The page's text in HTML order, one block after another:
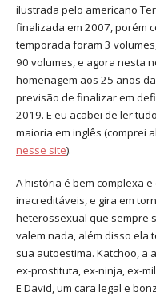
ilustrada pelo americano
finalizada em 2007, porém
temporada foram 3
90 volumes, e agora nesta
homenagem aos 25 anos
previsão de finalizar em
2019. E eu acabei de ler
maioria em inglês (comprei
nesse site).
A história é bem complexa
inacreditáveis, e gira em
heterossexual que sempre
valem nada, além disso ela
sua autoestima. Katchoo, a
ex-prostituta, ex-ninja, ex-
E David, um cara legal e